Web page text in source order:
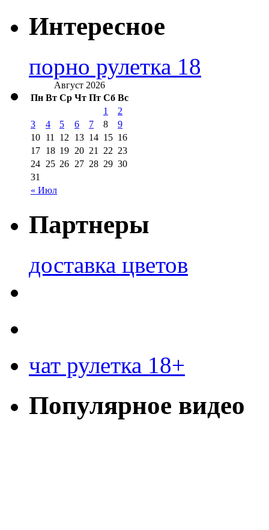
Интересное
порно рулетка 18
Август 2026
Пн Вт Ср Чт Пт Сб Вс
« Июл
1
2
3
4 5 6 7 8
9
10 11 12 13 14 15 16
17 18 19 20 21 22 23
24 25 26 27 28 29 30
31
Партнеры
доставка цветов
чат рулетка 18+
Популярное видео